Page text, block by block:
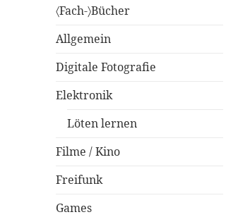
〈Fach-〉Bücher
Allgemein
Digitale Fotografie
Elektronik
Löten lernen
Filme / Kino
Freifunk
Games